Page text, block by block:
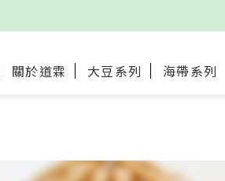
關於道霖 大豆系列 海帶系列